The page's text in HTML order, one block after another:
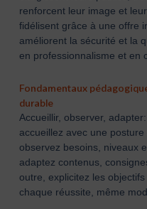
renforcent leur image et
fidélisent grâce à une offre
améliorent la sécurité et la
en professionnalisme et en
Fondamentaux
durable
Accueillir, observer, adapter:
accueillez avec une
observez besoins, niveaux
adaptez contenus,
outre, explicitez les
chaque réussite, même